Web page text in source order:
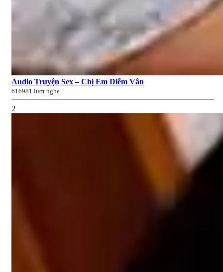
Audio Truyện Sex – Chị Em Diễm Vân
616981 lượt nghe
2